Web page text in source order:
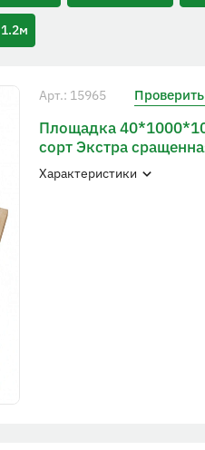
Арт.: 15965
Площадка
сорт Экстра
Характеристики